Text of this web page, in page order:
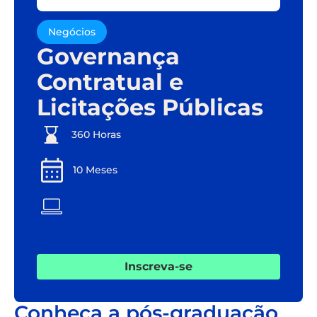
Negócios
Governança
Contratual e
Licitações Públicas
360 Horas
10 Meses
Inscreva-se